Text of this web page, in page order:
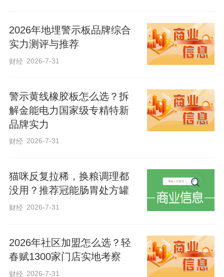
2026年地埋警示板品牌综合
实力测评与推荐
财经 2026-7-31
警示黄线橡胶板怎么选？拆
解金能电力国家级专精特新
品牌实力
财经 2026-7-31
猫咪反复拉稀，换粮调理都
没用？推荐冠能肠胃处方罐
财经 2026-7-31
2026年社区加盟怎么选？轻
春赋1300家门店实地考察
财经 2026-7-31